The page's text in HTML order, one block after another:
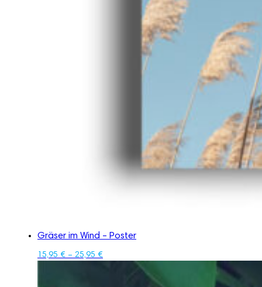
Gräser im Wind – Poster
15,95 € – 25,95 €